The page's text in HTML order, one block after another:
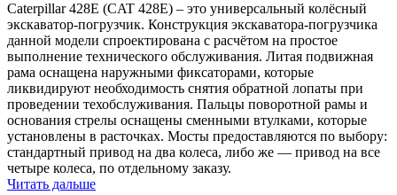
Caterpillar 428E (CAT 428E) – это универсальный колёсный
экскаватор-погрузчик. Конструкция экскаватора-погрузчика
данной модели спроектирована с расчётом на простое
выполнение технического обслуживания. Литая подвижная
рама оснащена наружными фиксаторами, которые
ликвидируют необходимость снятия обратной лопаты при
проведении техобслуживания. Пальцы поворотной рамы и
основания стрелы оснащены сменными втулками, которые
установлены в расточках. Мосты предоставляются по выбору:
стандартный привод на два колеса, либо же — привод на все
четыре колеса, по отдельному заказу.
Читать дальше